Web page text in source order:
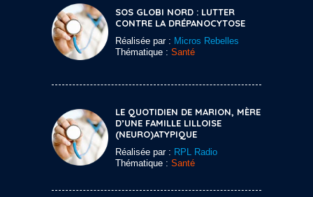
SOS GLOBI NORD : LUTTER
CONTRE LA DRÉPANOCYTOSE
Réalisée par : Micros Rebelles
Thématique : Santé
LE QUOTIDIEN DE MARION, MÈRE
D’UNE FAMILLE LILLOISE
(NEURO)ATYPIQUE
Réalisée par : RPL Radio
Thématique : Santé